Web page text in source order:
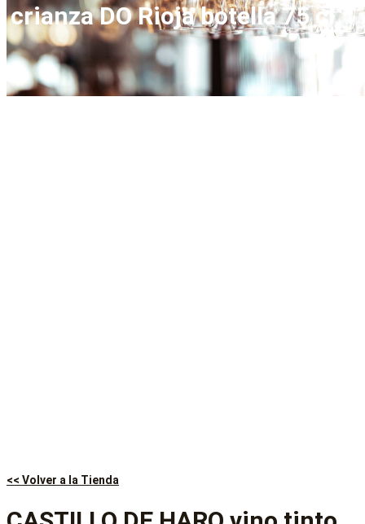
crianza DO Rioja botella 75 cl
<< Volver a la Tienda